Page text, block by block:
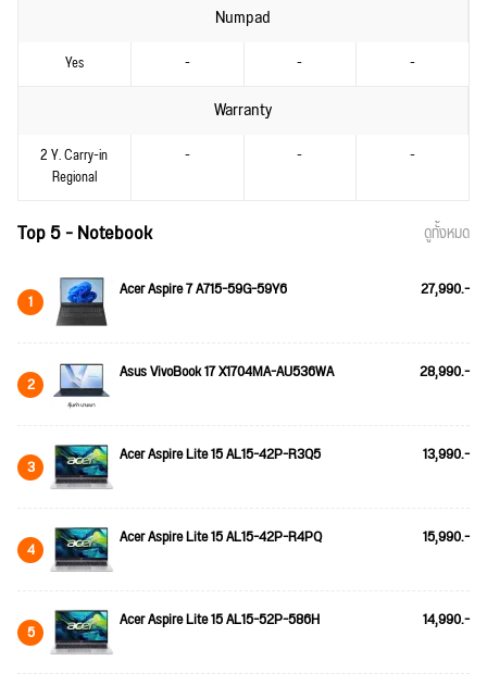
Numpad
Yes - - -
Warranty
2 Y. Carry-in
Regional
- - -
Top 5 - Notebook ดูทั้งหมด
1 Acer Aspire 7 A715-59G-59Y6 27,990.-
2 Asus VivoBook 17 X1704MA-AU536WA 28,990.-
3 Acer Aspire Lite 15 AL15-42P-R3Q5 13,990.-
4 Acer Aspire Lite 15 AL15-42P-R4PQ 15,990.-
5 Acer Aspire Lite 15 AL15-52P-586H 14,990.-